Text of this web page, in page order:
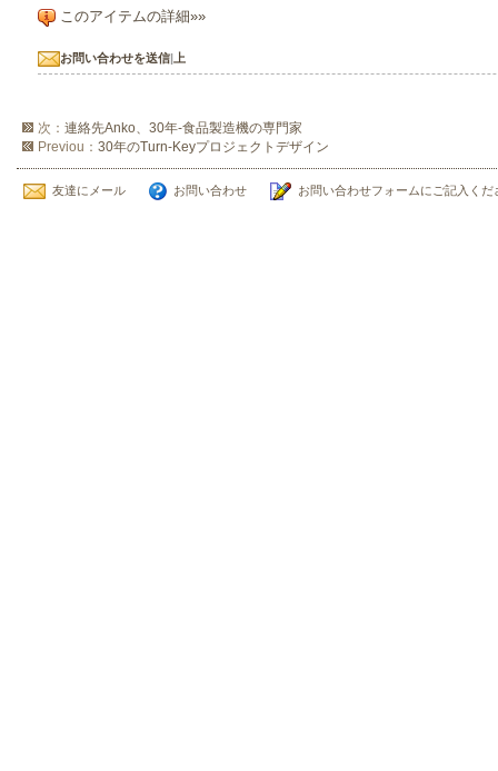
このアイテムの詳細»»
お問い合わせを送信| 上
次： 連絡先Anko、30年-食品製造機の専門家
Previou： 30年のTurn-Keyプロジェクトデザイン
友達にメール お問い合わせ お問い合わせフォームにご記入くだ